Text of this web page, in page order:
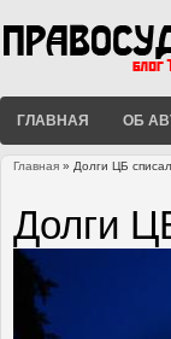
ГЛАВНАЯ ОБ
Главная » Долги ЦБ
Долги